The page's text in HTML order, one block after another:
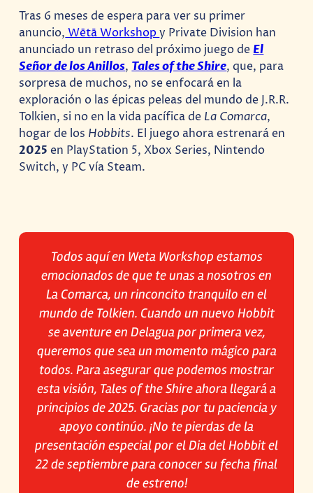
Tras 6 meses de espera para ver su primer
anuncio, Wētā Workshopy Private Division han
anunciado un retraso del próximo juego de El
Señor de los Anillos, Tales of the Shire, que, para
sorpresa de muchos, no se enfocará en la
exploración o las épicas peleas del mundo de J.R.R.
Tolkien, si no en la vida pacífica de La Comarca,
hogar de los Hobbits. El juego ahora estrenará en
2025 en PlayStation 5, Xbox Series, Nintendo
Switch, y PC vía Steam.
Todos aquí en Weta Workshop estamos
emocionados de que te unas a nosotros en
La Comarca, un rinconcito tranquilo en el
mundo de Tolkien. Cuando un nuevo Hobbit
se aventure en Delagua por primera vez,
queremos que sea un momento mágico para
todos. Para asegurar que podemos mostrar
esta visión, Tales of the Shire ahora llegará a
principios de 2025. Gracias por tu paciencia y
apoyo continúo. ¡No te pierdas de la
presentación especial por el Dia del Hobbit el
22 de septiembre para conocer su fecha final
de estreno!